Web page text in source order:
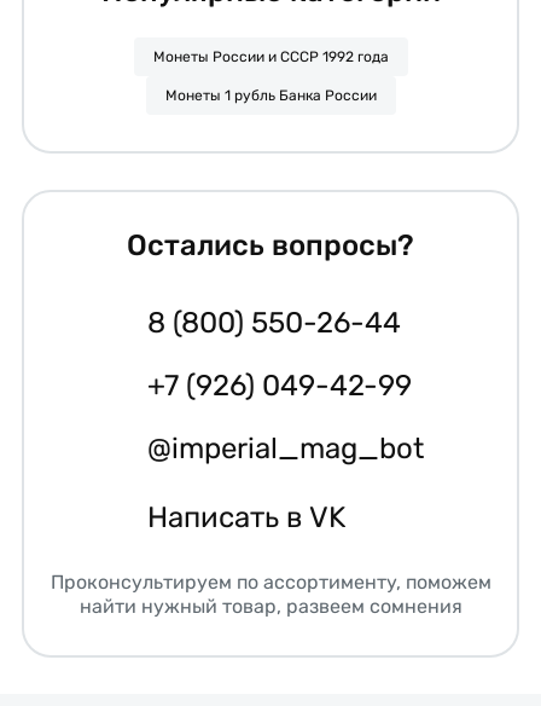
Монеты России и СССР 1992 года
Монеты 1 рубль Банка России
Остались вопросы?
8 (800) 550-26-44
+7 (926) 049-42-99
@imperial_mag_bot
Написать в VK
Проконсультируем по ассортименту, поможем
найти нужный товар, развеем сомнения